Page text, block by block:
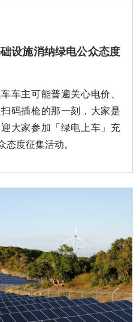
设施消纳绿电公众态度
车主可能普遍关心电价、
码插枪的那一刻，大家是
大家参加「绿电上车」充
态度征集活动。